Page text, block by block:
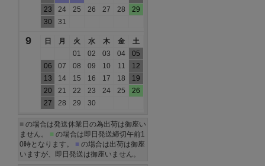
23
24 25 26 27 28
29
30
31
9 日 月 火 水 木 金
土
01
02 03 04
05
06
07 08 09 10 11
12
13
14 15 16 17 18
19
20
21 22 23 24 25
26
27
28 29 30
■ の場合は発送休業日の為出荷は御座い
ません。 ■ の場合は即日発送締切午前1
0時となります。 ■ の場合は出荷は御座
いますが、即日発送は御座いません。